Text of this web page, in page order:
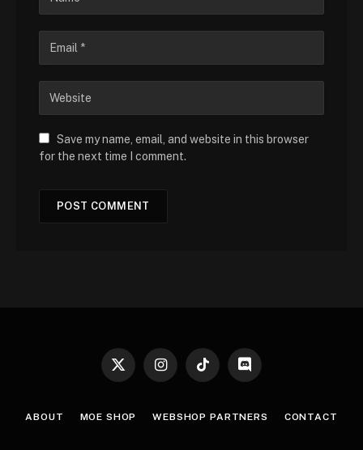
Save my name, email, and website in this browser
for the next time I comment.
X
InstagramTikTok Discord
ABOUT MOE SHOP WEBSHOP PARTNERS CONTACT